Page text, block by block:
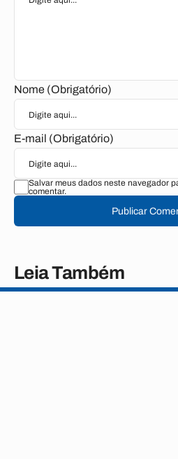
Nome (Obrigatório)
E-mail (Obrigatório)
Salvar meus dados neste navegador
comentar.
Publicar
Leia Também